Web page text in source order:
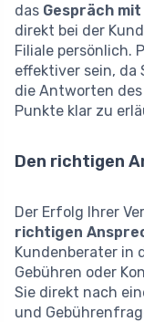
das Gespräch
direkt bei der
Filiale persönlich.
effektiver sein, da
die Antworten
Punkte klar zu
Den richtigen
Der Erfolg Ihrer
richtigen
Kundenberater in
Gebühren oder
Sie direkt nach
und